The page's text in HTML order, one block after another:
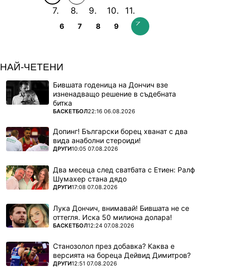
6 7 8 9
НАЙ-ЧЕТЕНИ
Бившата годеница на Дончич взе
изненадващо решение в съдебната
битка
ПОВЕЧЕ ОТ
БАСКЕТБОЛ22:16 06.08.2026
Допинг! Български борец хванат с два
вида анаболни стероиди!
ПОВЕЧЕ ОТ
ДРУГИ10:05 07.08.2026
Два месеца след сватбата с Етиен: Ралф
Шумахер стана дядо
ПОВЕЧЕ ОТ
ДРУГИ17:08 07.08.2026
Лука Дончич, внимавай! Бившата не се
оттегля. Иска 50 милиона долара!
ПОВЕЧЕ ОТ
БАСКЕТБОЛ12:24 07.08.2026
Станозолол през добавка? Каква е
версията на бореца Дейвид Димитров?
ПОВЕЧЕ ОТ
ДРУГИ12:51 07.08.2026